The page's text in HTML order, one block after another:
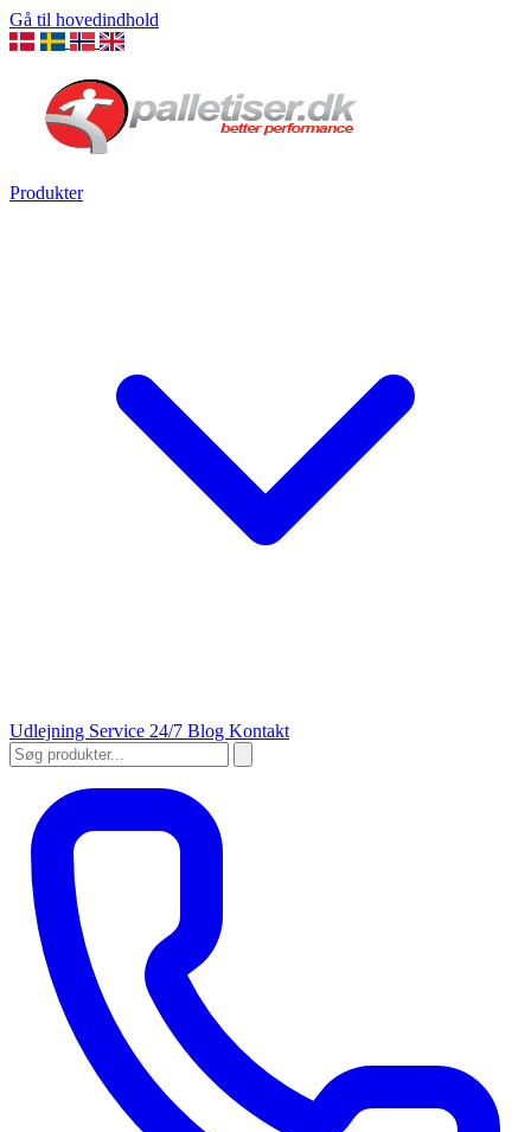
Gå til hovedindhold
Produkter
Udlejning Service 24/7 Blog Kontakt